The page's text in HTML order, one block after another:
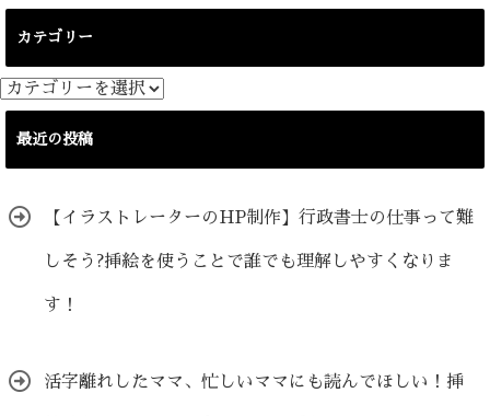
カテゴリー
カ
テ
最近の投稿
【イラストレーターのHP制作】行政書士の仕事って難
しそう?挿絵を使うことで誰でも理解しやすくなりま
す！
活字離れしたママ、忙しいママにも読んでほしい！挿